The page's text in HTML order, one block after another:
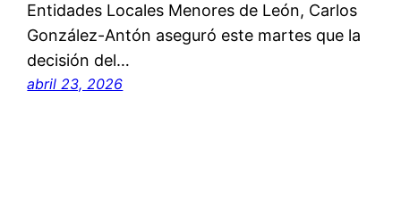
Entidades Locales Menores de León, Carlos
González-Antón aseguró este martes que la
decisión del…
abril 23, 2026